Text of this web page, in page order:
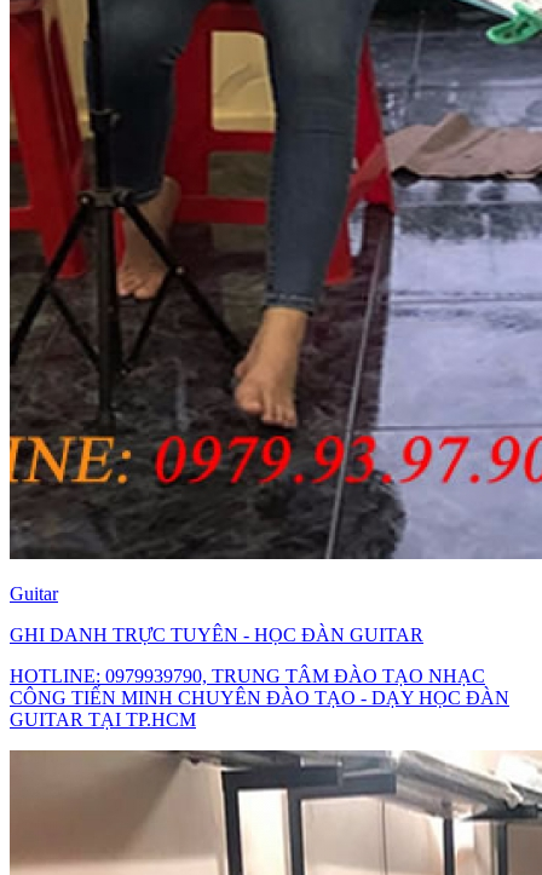
Guitar
GHI DANH TRỰC TUYÊN - HỌC ĐÀN GUITAR
HOTLINE: 0979939790, TRUNG TÂM ĐÀO TẠO NHẠC
CÔNG TIẾN MINH CHUYÊN ĐÀO TẠO - DẠY HỌC ĐÀN
GUITAR TẠI TP.HCM